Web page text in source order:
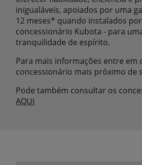
inigualáveis, apoiados por uma
12 meses* quando instalados
concessionário Kubota - para
tranquilidade de espírito.
Para mais informações entre em
concessionário mais próximo de
Pode também consultar os
AQUI